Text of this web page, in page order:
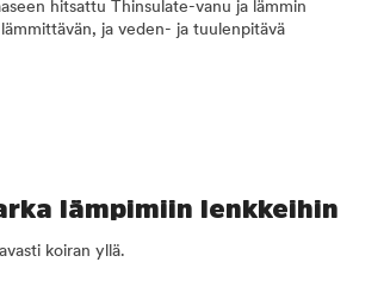
hitsattu Thinsulate-vanu ja lämmin
ja veden- ja tuulenpitävä
lämpimiin lenkkeihin
koiran yllä.